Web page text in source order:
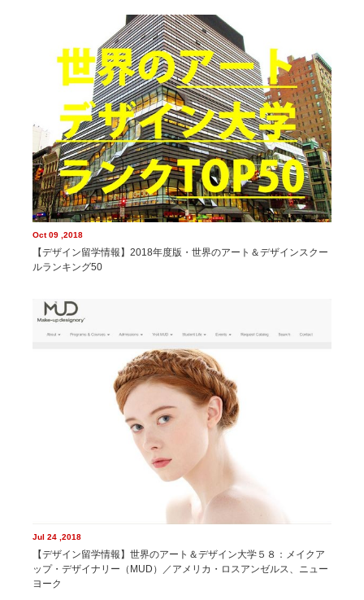
Oct 09 ,2018
【デザイン留学情報】2018年度版・世界のアート＆デザインスクー
ルランキング50
Jul 24 ,2018
【デザイン留学情報】世界のアート＆デザイン大学５８：メイクア
ップ・デザイナリー（MUD）／アメリカ・ロスアンゼルス、ニュー
ヨーク